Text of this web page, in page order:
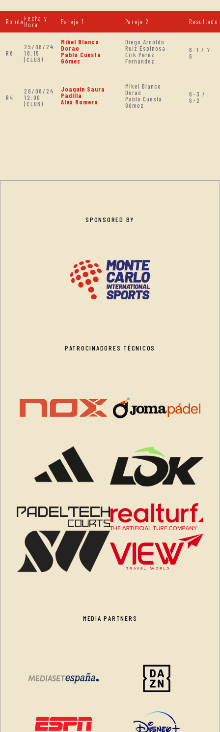
Ronda Fecha y
Hora
Pareja 1 Pareja 2 Resultado
R8
25/08/24
18:15
(CLUB)
Mikel Blanco
Dorao
Pablo Cuesta
Gómez
Diego Arnoldo
Ruiz Espinosa
Erik Perez
Fernandez
6-1 / 7-
6
R4
26/08/24
12:00
(CLUB)
Joaquin Saura
Padilla
Alex Romero
Mikel Blanco
Dorao
Pablo Cuesta
Gómez
6-3 /
6-2
SPONSORED BY
PATROCINADORES TÉCNICOS
MEDIA PARTNERS